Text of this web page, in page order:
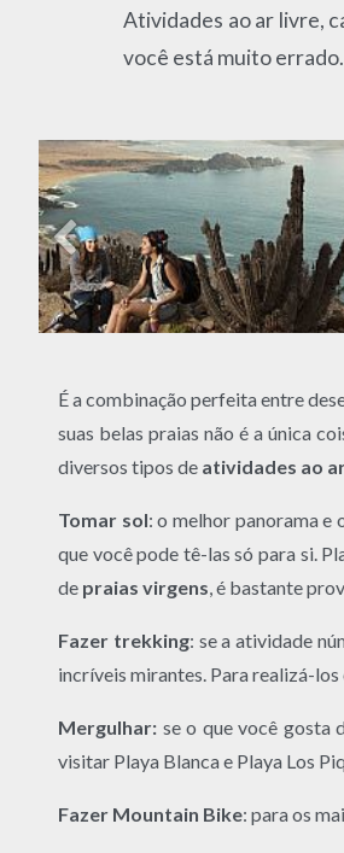
Atividades ao ar livre,
você está muito
É a combinação perfeita entre
suas belas praias não é a única
diversos tipos de atividades ao
Tomar sol: o melhor panorama e
que você pode tê-las só para si.
de praias virgens , é bastante
Fazer trekking: se a atividade
incríveis mirantes. Para realizá-
Mergulhar: se o que você gosta
visitar Playa Blanca e Playa Los
Fazer Mountain Bike: para os